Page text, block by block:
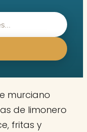
murciano
de limonero
fritas y